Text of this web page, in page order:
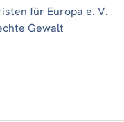
für Europa e. V.
Gewalt